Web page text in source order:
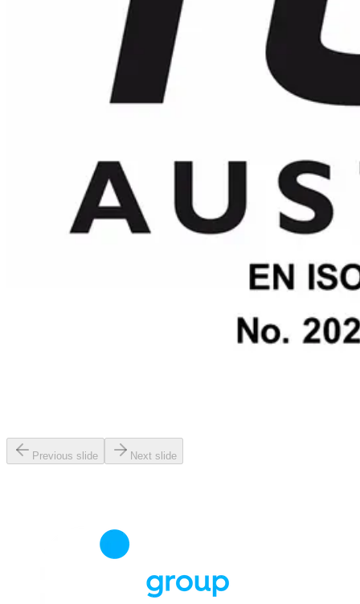
Previous slide Next slide